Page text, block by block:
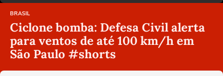
BRASIL
Ciclone bomba: Defesa Civil alerta
para ventos de até 100 km/h em
São Paulo #shorts